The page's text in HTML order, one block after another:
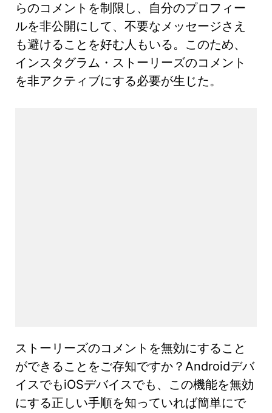
らのコメントを制限し、自分のプロフィー
ルを非公開にして、不要なメッセージさえ
も避けることを好む人もいる。このため、
インスタグラム・ストーリーズのコメント
を非アクティブにする必要が生じた。
ストーリーズのコメントを無効にすること
ができることをご存知ですか？Androidデバ
イスでもiOSデバイスでも、この機能を無効
にする正しい手順を知っていれば簡単にで